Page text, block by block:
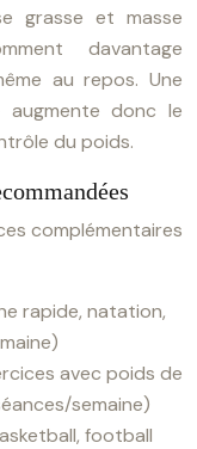
grasse et masse
davantage
au repos. Une
augmente donc le
du poids.
complémentaires
rapide, natation,
avec poids de
semaine)
football